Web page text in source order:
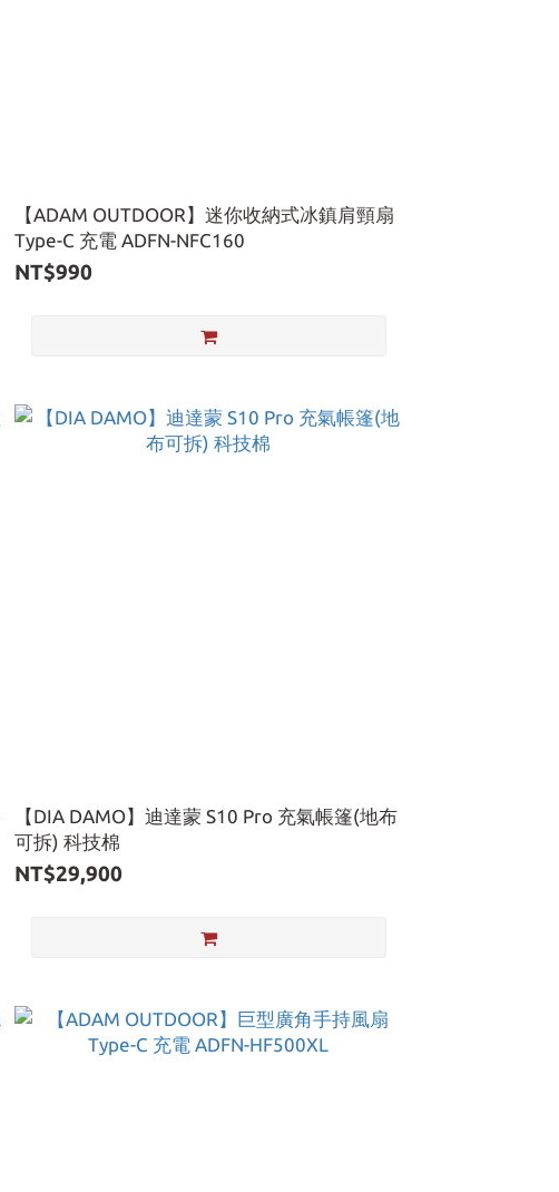
【ADAM OUTDOOR】迷你收納式冰鎮肩頸扇
Type-C 充電 ADFN-NFC160
NT$990
【DIA DAMO】迪達蒙 S10 Pro 充氣帳篷(地布
可拆) 科技棉
NT$29,900